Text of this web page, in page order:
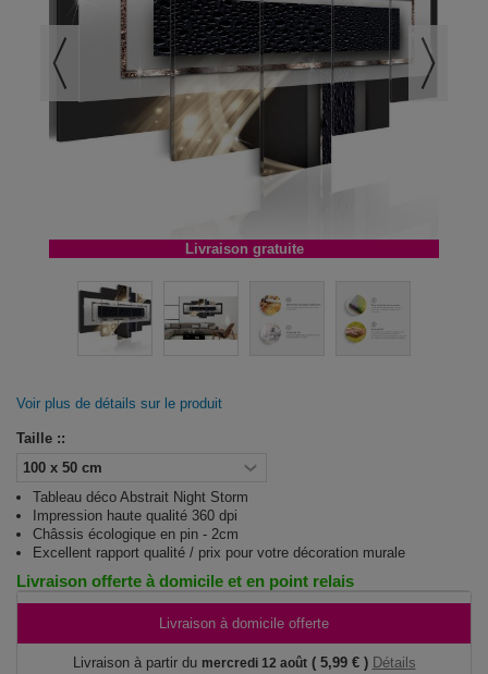
Livraison gratuite
Voir plus de détails sur le produit
Taille ::
Tableau déco Abstrait Night Storm
Impression haute qualité 360 dpi
Châssis écologique en pin - 2cm
Excellent rapport qualité / prix pour votre décoration murale
Livraison offerte à domicile et en point relais
Livraison à domicile offerte
Livraison à partir du mercredi 12 août ( 5,99 € ) Détails